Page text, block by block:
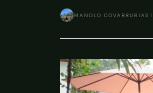
MANOLO COVARRUBIAS